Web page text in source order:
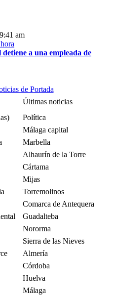
am
a una empleada de
de Portada
Últimas noticias
Política
Málaga capital
Marbella
Alhaurín de la Torre
Cártama
Mijas
Torremolinos
Comarca de Antequera
Guadalteba
Nororma
Sierra de las Nieves
Almería
Córdoba
Huelva
Málaga